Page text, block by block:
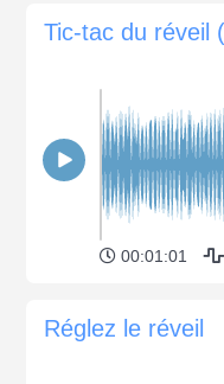
Tic-tac du réveil
00:01:01
Réglez le réveil